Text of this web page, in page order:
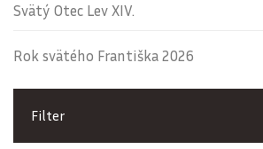
Svätý Otec Lev XIV.
Rok svätého Františka 2026
Filter